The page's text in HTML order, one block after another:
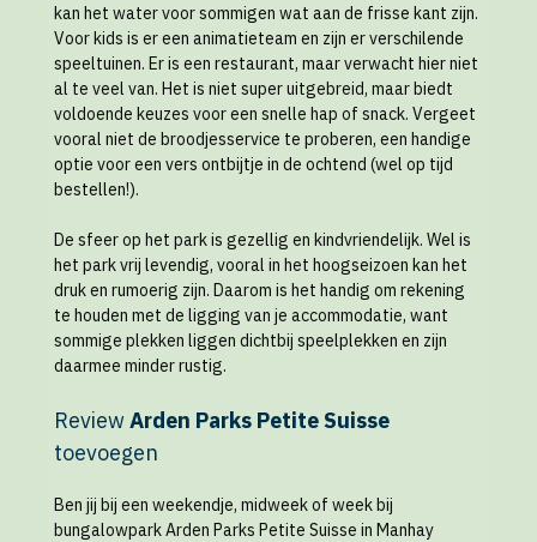
kan het water voor sommigen wat aan de frisse kant zijn.
Voor kids is er een animatieteam en zijn er verschilende
speeltuinen. Er is een restaurant, maar verwacht hier niet
al te veel van. Het is niet super uitgebreid, maar biedt
voldoende keuzes voor een snelle hap of snack. Vergeet
vooral niet de broodjesservice te proberen, een handige
optie voor een vers ontbijtje in de ochtend (wel op tijd
bestellen!).
De sfeer op het park is gezellig en kindvriendelijk. Wel is
het park vrij levendig, vooral in het hoogseizoen kan het
druk en rumoerig zijn. Daarom is het handig om rekening
te houden met de ligging van je accommodatie, want
sommige plekken liggen dichtbij speelplekken en zijn
daarmee minder rustig.
ReviewArden Parks Petite Suisse
toevoegen
Ben jij bij een weekendje, midweek of week bij
bungalowpark Arden Parks Petite Suisse in Manhay